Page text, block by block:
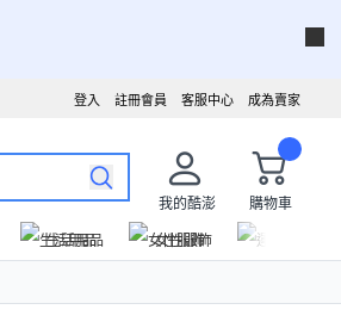
成為賣家
客服中心
註冊會員
登入
我的酷澎
購物車
生活用品 女性服飾